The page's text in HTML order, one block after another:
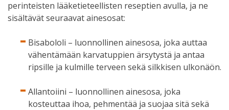
perinteisten lääketieteellisten reseptien avulla, ja ne
sisältävät seuraavat ainesosat:
Bisabololi – luonnollinen ainesosa, joka auttaa
vähentämään karvatuppien ärsytystä ja antaa
ripsille ja kulmille terveen sekä silkkisen ulkonäön.
Allantoiini – luonnollinen ainesosa, joka
kosteuttaa ihoa, pehmentää ja suojaa sitä sekä